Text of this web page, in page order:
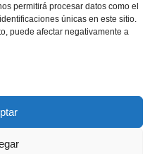
permitirá procesar datos como el
únicas en este sitio.
puede afectar negativamente a
(UE)